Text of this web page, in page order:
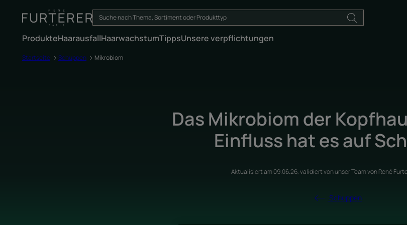
ProdukteHaarausfallHaarwachstumTippsUnsere verpflichtungen
Startseite Schuppen Mikrobiom
Das Mikrobiom der
Einfluss hat es auf
Aktualisiert am09.06.26, validiert vonunser Team von René
Schuppen